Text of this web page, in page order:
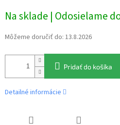
cena:
Na sklade | Odosielame
Môžeme doručiť do: 13.8.2026
Pridať do košíka
Detailné informácie